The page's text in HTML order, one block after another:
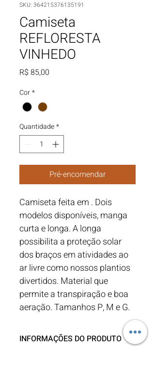
SKU: 364215376135191
Camiseta
REFLORESTA
VINHEDO
R$ 85,00
Cor*
Quantidade*
Pré-encomendar
Camiseta feita em . Dois
modelos disponíveis, manga
curta e longa. A longa
possibilita a proteção solar
dos braços em atividades ao
ar livre como nossos plantios
divertidos. Material que
permite a transpiração e boa
aeração. Tamanhos P, M e G.
INFORMAÇÕES DO PRODUTO